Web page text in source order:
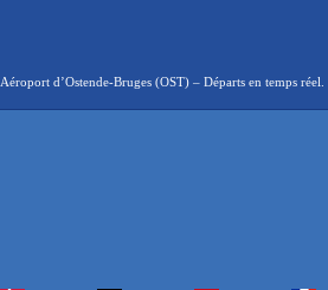
Aéroport d’Ostende-Bruges (OST) – Départs en temps